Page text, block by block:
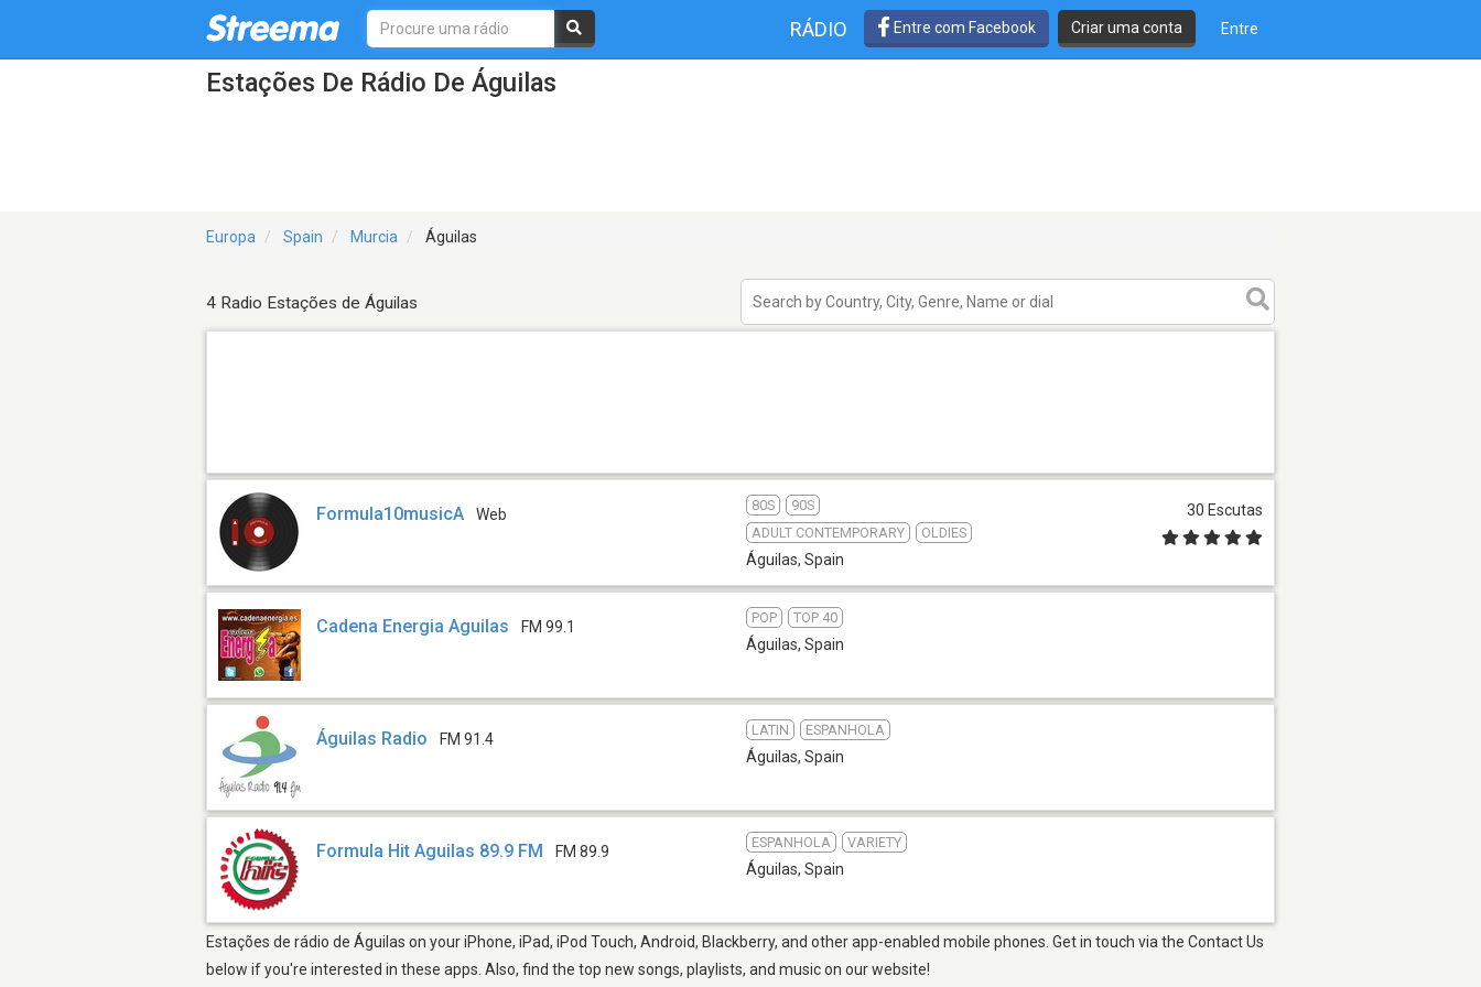
RÁDIO Entre com Facebook Criar uma conta Entre
Estações De Rádio De Águilas
Europa Spain Murcia Águilas
4 Radio Estações de Águilas
Formula10musicA Web
80S
90S
ADULT CONTEMPORARY
OLDIES
Águilas, Spain
30 Escutas
Cadena Energia Aguilas FM 99.1
POP TOP 40
Águilas, Spain
Águilas Radio FM 91.4
LATIN ESPANHOLA
Águilas, Spain
Formula Hit Aguilas 89.9 FM FM 89.9
ESPANHOLA VARIETY
Águilas, Spain
Estações de rádio de Águilas on your iPhone, iPad, iPod Touch, Android, Blackberry, and other app-enabled mobile phones. Get in touch via the Contact Us
below if you're interested in these apps. Also, find the top new songs, playlists, and music on our website!